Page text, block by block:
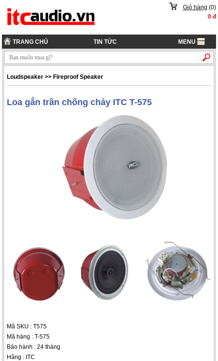
Giỏ hàng (0)
0đ
TRANG CHỦ TIN TỨC MENU
Loudspeaker >>Fireproof Speaker
Loa gắn trần chống cháy ITC T-575
Mã SKU : T575
Mã hàng : T-575
Bảo hành : 24 tháng
Hãng : ITC